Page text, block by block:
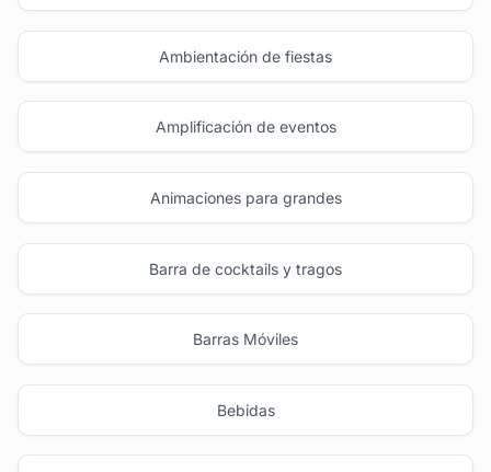
Ambientación de fiestas
Amplificación de eventos
Animaciones para grandes
Barra de cocktails y tragos
Barras Móviles
Bebidas